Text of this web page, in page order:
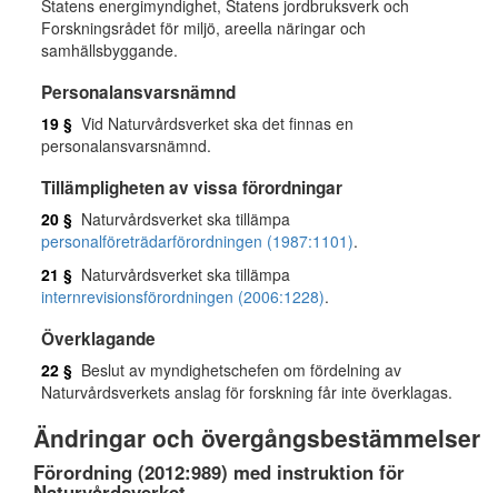
Statens energimyndighet, Statens jordbruksverk och
Forskningsrådet för miljö, areella näringar och
samhällsbyggande.
Personalansvarsnämnd
19 § Vid Naturvårdsverket ska det finnas en
personalansvarsnämnd.
Tillämpligheten av vissa förordningar
20 § Naturvårdsverket ska tillämpa
personalföreträdarförordningen (1987:1101).
21 § Naturvårdsverket ska tillämpa
internrevisionsförordningen (2006:1228).
Överklagande
22 § Beslut av myndighetschefen om fördelning av
Naturvårdsverkets anslag för forskning får inte överklagas.
Ändringar och övergångsbestämmelser
Förordning (2012:989) med instruktion för